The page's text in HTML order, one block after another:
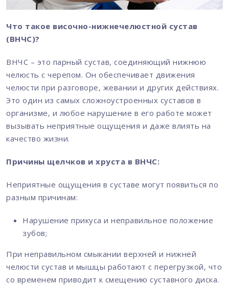
Что такое височно-нижнечелюстной сустав
(ВНЧС)?
ВНЧС – это парный сустав, соединяющий нижнюю
челюсть с черепом. Он обеспечивает движения
челюсти при разговоре, жевании и других действиях.
Это один из самых сложноустроенных суставов в
организме, и любое нарушение в его работе может
вызывать неприятные ощущения и даже влиять на
качество жизни.
Причины щелчков и хруста в ВНЧС:
Неприятные ощущения в суставе могут появиться по
разным причинам:
Нарушение прикуса и неправильное положение
зубов;
При неправильном смыкании верхней и нижней
челюсти сустав и мышцы работают с перегрузкой, что
со временем приводит к смещению суставного диска.